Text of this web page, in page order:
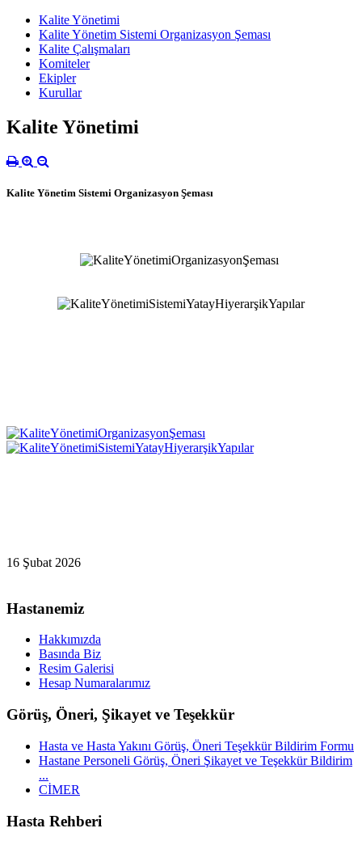
Kalite Yönetimi
Kalite Yönetim Sistemi Organizasyon Şeması
Kalite Çalışmaları
Komiteler
Ekipler
Kurullar
Kalite Yönetimi
Kalite Yönetim Sistemi Organizasyon Şeması
16 Şubat 2026
Hastanemiz
Hakkımızda
Basında Biz
Resim Galerisi
Hesap Numaralarımız
Görüş, Öneri, Şikayet ve Teşekkür
Hasta ve Hasta Yakını Görüş, Öneri Teşekkür Bildirim Formu
Hastane Personeli Görüş, Öneri Şikayet ve Teşekkür Bildirim
...
CİMER
Hasta Rehberi